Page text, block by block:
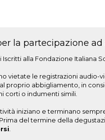
la partecipazione
alla Fondazione Italiana
vietate le registrazioni
abbigliamento, in
corti o indumenti simili.
iniziano e terminano
del termine della